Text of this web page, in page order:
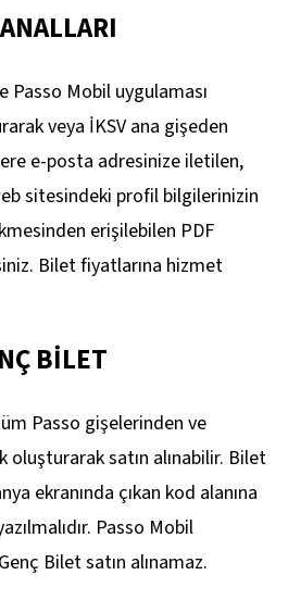
Passo Mobil uygulaması
veya İKSV ana gişeden
e-posta adresinize iletilen,
sitesindeki profil bilgilerinizin
erişilebilen PDF
Bilet fiyatlarına hizmet
BİLET
Passo gişelerinden ve
oluşturarak satın alınabilir. Bilet
ekranında çıkan kod alanına
Passo Mobil
Bilet satın alınamaz.